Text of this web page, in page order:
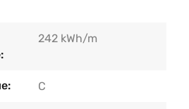
242 kWh/m
C